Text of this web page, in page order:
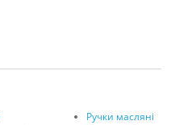
Ручки масляні